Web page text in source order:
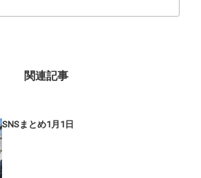
関連記事
SNSまとめ1月1日